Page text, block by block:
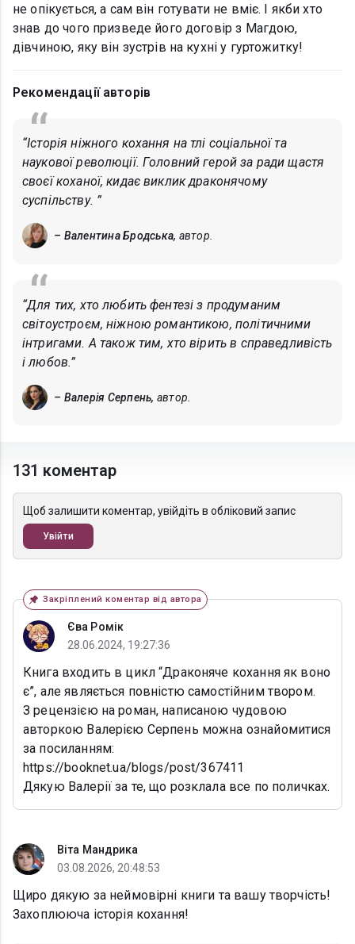
не опікується, а сам він готувати не вміє. І якби хто
знав до чого призведе його договір з Магдою,
дівчиною, яку він зустрів на кухні у гуртожитку!
Рекомендації авторів
“Історія ніжного кохання на тлі соціальної та
наукової революції. Головний герой за ради щастя
своєї коханої, кидає виклик драконячому
суспільству. ”
– Валентина Бродська, автор.
“Для тих, хто любить фентезі з продуманим
світоустроєм, ніжною романтикою, політичними
інтригами. А також тим, хто вірить в справедливість
і любов.”
– Валерія Серпень, автор.
131 коментар
Щоб залишити коментар, увійдіть в обліковий запис
Увійти
Закріплений коментар від автора
Єва Ромік
28.06.2024, 19:27:36
Книга входить в цикл “Драконяче кохання як воно
є”, але являється повністю самостійним твором.
З рецензією на роман, написаною чудовою
авторкою Валерією Серпень можна ознайомитися
за посиланням:
https://booknet.ua/blogs/post/367411
Дякую Валерії за те, що розклала все по поличках.
Віта Мандрика
03.08.2026, 20:48:53
Щиро дякую за неймовірні книги та вашу творчість!
Захоплююча історія кохання!